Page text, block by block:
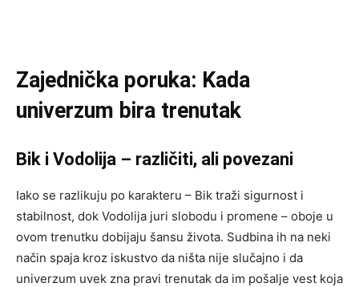
Zajednička poruka: Kada
univerzum bira trenutak
Bik i Vodolija – različiti, ali povezani
Iako se razlikuju po karakteru – Bik traži sigurnost i
stabilnost, dok Vodolija juri slobodu i promene – oboje u
ovom trenutku dobijaju šansu života. Sudbina ih na neki
način spaja kroz iskustvo da ništa nije slučajno i da
univerzum uvek zna pravi trenutak da im pošalje vest koja